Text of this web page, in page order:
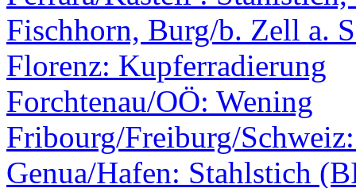
Fischhorn, Burg/b. Zell a.
Florenz: Kupferradierung
Forchtenau/OÖ: Wening
Fribourg/Freiburg/
Genua/Hafen: Stahlstich